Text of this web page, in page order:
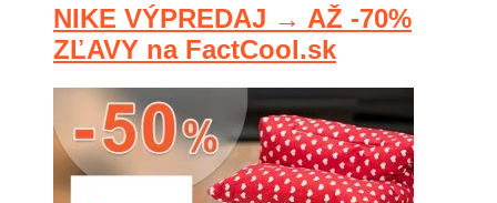
NIKE VÝPREDAJ → AŽ -70%
ZĽAVY na FactCool.sk